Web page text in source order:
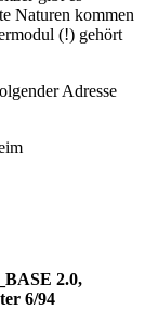
Naturen kommen
(!) gehört
Adresse
2.0,
6/94